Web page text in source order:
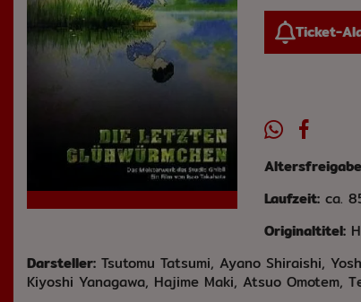
Ticket-
Laufzeit: ca.
Originaltitel:
Darsteller: Tsutomu Tatsumi, Ayano Shiraishi,
Kiyoshi Yanagawa, Hajime Maki, Atsuo Omotem,